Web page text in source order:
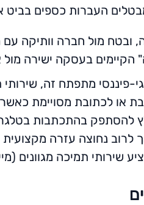
העברות כספים בביט
ובטח מול חברה וותיקה
הקיימים בעסקה ישירה
פיננסי מתפתח זה,
או לכתובת מסויימת
להסתפק בהתכתבות
אך לרוב נחוצה עזרה
שירותי תמיכה